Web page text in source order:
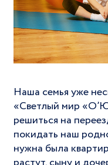
Наша семья уже
«Светлый мир
решиться на
покидать наш
нужна была